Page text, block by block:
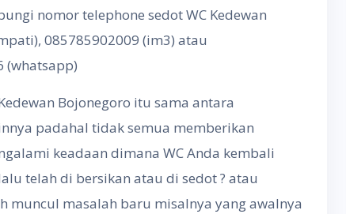
nomor telephone sedot WC Kedewan
085785902009 (im3) atau
(whatsapp)
Bojonegoro itu sama antara
padahal tidak semua memberikan
keadaan dimana WC Anda kembali
telah di bersikan atau di sedot ? atau
muncul masalah baru misalnya yang awalnya